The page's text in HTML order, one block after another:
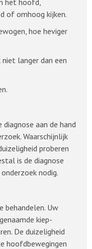
het hoofd,
of omhoog kijken.
hoe heviger
langer dan een
aan de hand
Waarschijnlijk
proberen
is de diagnose
nodig.
behandelen. Uw
kiep-
De duizeligheid
hoofdbewegingen